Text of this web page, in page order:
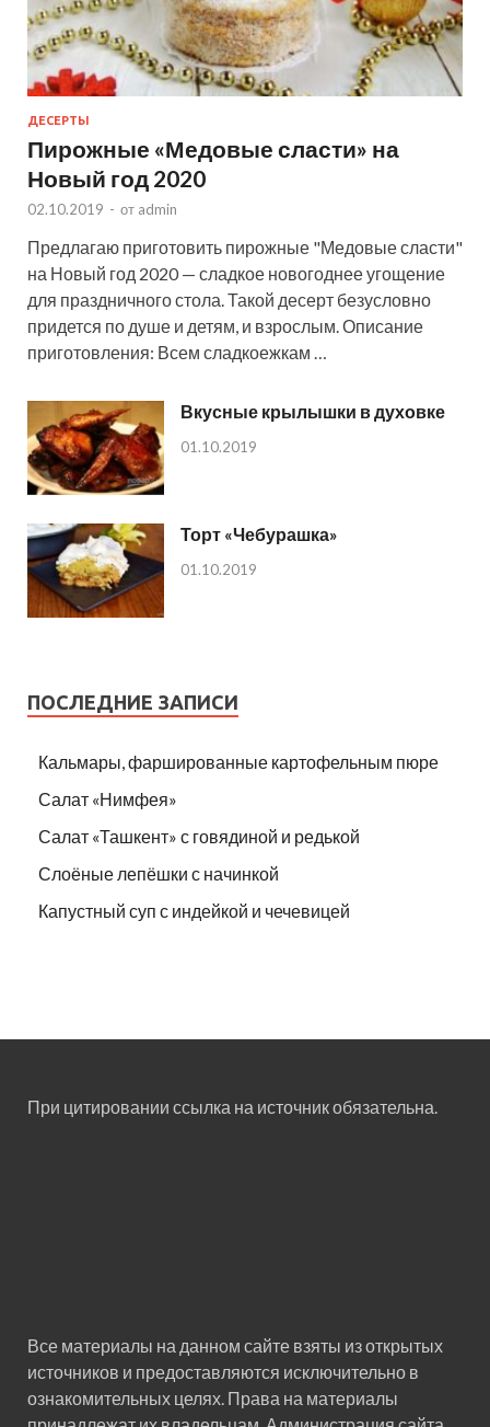
ДЕСЕРТЫ
Пирожные «Медовые сласти» на
Новый год 2020
02.10.2019 - от admin
Предлагаю приготовить пирожные "Медовые сласти"
на Новый год 2020 — сладкое новогоднее угощение
для праздничного стола. Такой десерт безусловно
придется по душе и детям, и взрослым. Описание
приготовления: Всем сладкоежкам …
Вкусные крылышки в духовке
01.10.2019
Торт «Чебурашка»
01.10.2019
ПОСЛЕДНИЕ ЗАПИСИ
Кальмары, фаршированные картофельным пюре
Салат «Нимфея»
Салат «Ташкент» с говядиной и редькой
Слоёные лепёшки с начинкой
Капустный суп с индейкой и чечевицей
При цитировании ссылка на источник обязательна.
Все материалы на данном сайте взяты из открытых
источников и предоставляются исключительно в
ознакомительных целях. Права на материалы